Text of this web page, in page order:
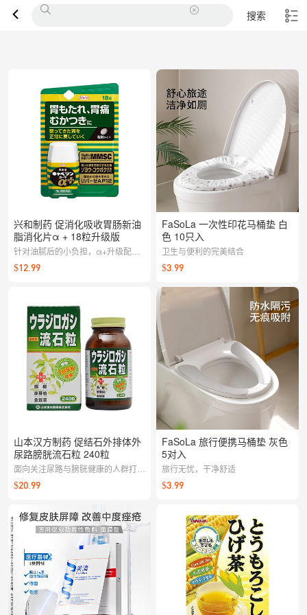
搜索
兴和制药 促消化吸收胃肠新油
脂消化片α + 18粒升级版
针对油腻后的小负担，α+升级配方
贴合日常需求，温和助力消化，饭后
更轻松。
$12.99
山本汉方制药 促结石外排体外
尿路膀胱流石粒 240粒
面向关注尿路与膀胱健康的人群打造
的日常配方。温和易吞服，配合良好
饮水与作息习惯，日常保养更省心。
$20.99
FaSoLa 一次性印花马桶垫 白
色 10只入
卫生与便利的完美结合
$3.99
FaSoLa 旅行便携马桶垫 灰色
5对入
旅行无忧，干净舒适
$3.99